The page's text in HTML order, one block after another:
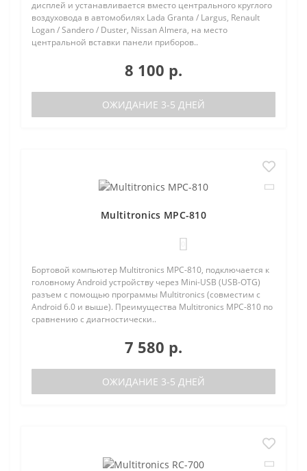
дисплей и устанавливается вместо центрального круглого
воздуховода в автомобилях Lada Granta / Largus, Renault
Logan / Sandero / Duster, Nissan Almera, на место
центральной вставки панели приборов..
8 100 р.
ОЖИДАНИЕ 3-5 ДНЕЙ
Multitronics MPC-810
Бортовой компьютер Multitronics MPC-810, подключается к
головному Android устройству через Mini-USB (USB-OTG)
разъем с помощью программы Multitronics (совместим с
Android 6.0 и выше). Преимущества Multitronics MPC-810 по
сравнению с диагностически..
7 580 р.
ОЖИДАНИЕ 3-5 ДНЕЙ